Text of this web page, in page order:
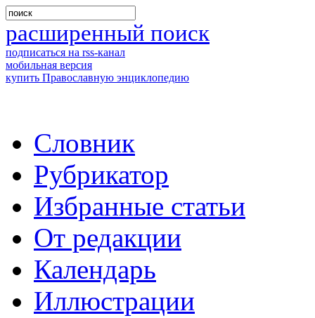
расширенный поиск
подписаться на rss-канал
мобильная версия
купить Православную энциклопедию
Словник
Рубрикатор
Избранные статьи
От редакции
Календарь
Иллюстрации